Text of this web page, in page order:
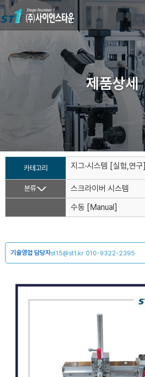
제품상세
카테고리 지그·시스템 [실험,연구]
분류
스크라이버 시스템
수동 [Manual]
기술영업 담당자st15@st1.kr 010-9322-2395